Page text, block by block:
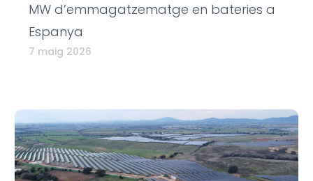
MW d’emmagatzematge en bateries a
Espanya
7 maig 2026